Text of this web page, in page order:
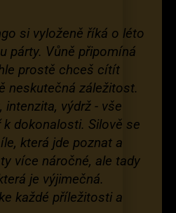
si vyloženě říká o léto
párty. Vůně připomíná
prostě chceš cítít
neskutečná záležitost.
výdrž - vše
dokonalosti. Silově se
která jde poznat a
více náročné, ale tady
je výjimečná.
každé příležitosti a